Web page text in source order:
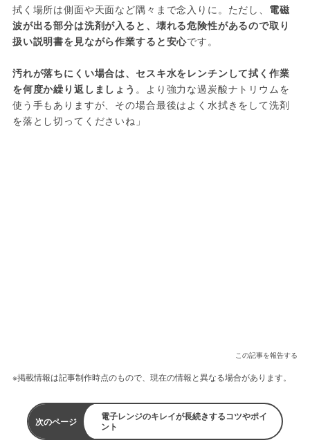
拭く場所は側面や天面など隅々まで念入りに。ただし、 電磁
波が出る部分は洗剤が入ると、壊れる危険性があるので取り
扱い説明書を見ながら作業すると安心です。
汚れが落ちにくい場合は、セスキ水をレンチンして拭く作業
を何度か繰り返しましょう 。より強力な過炭酸ナトリウムを
使う手もありますが、その場合最後はよく水拭きをして洗剤
を落とし切ってくださいね」
この記事を報告する
※掲載情報は記事制作時点のもので、現在の情報と異なる場合があります。
次のページ
電子レンジのキレイが長続きするコツやポイ
ント